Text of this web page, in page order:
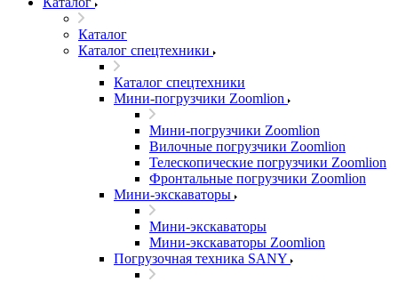
Каталог
Каталог спецтехники
Каталог спецтехники
Мини-погрузчики Zoomlion
Мини-погрузчики Zoomlion
Вилочные погрузчики Zoomlion
Телескопические погрузчики Zoomlion
Фронтальные погрузчики Zoomlion
Мини-экскаваторы
Мини-экскаваторы
Мини-экскаваторы Zoomlion
Погрузочная техника SANY